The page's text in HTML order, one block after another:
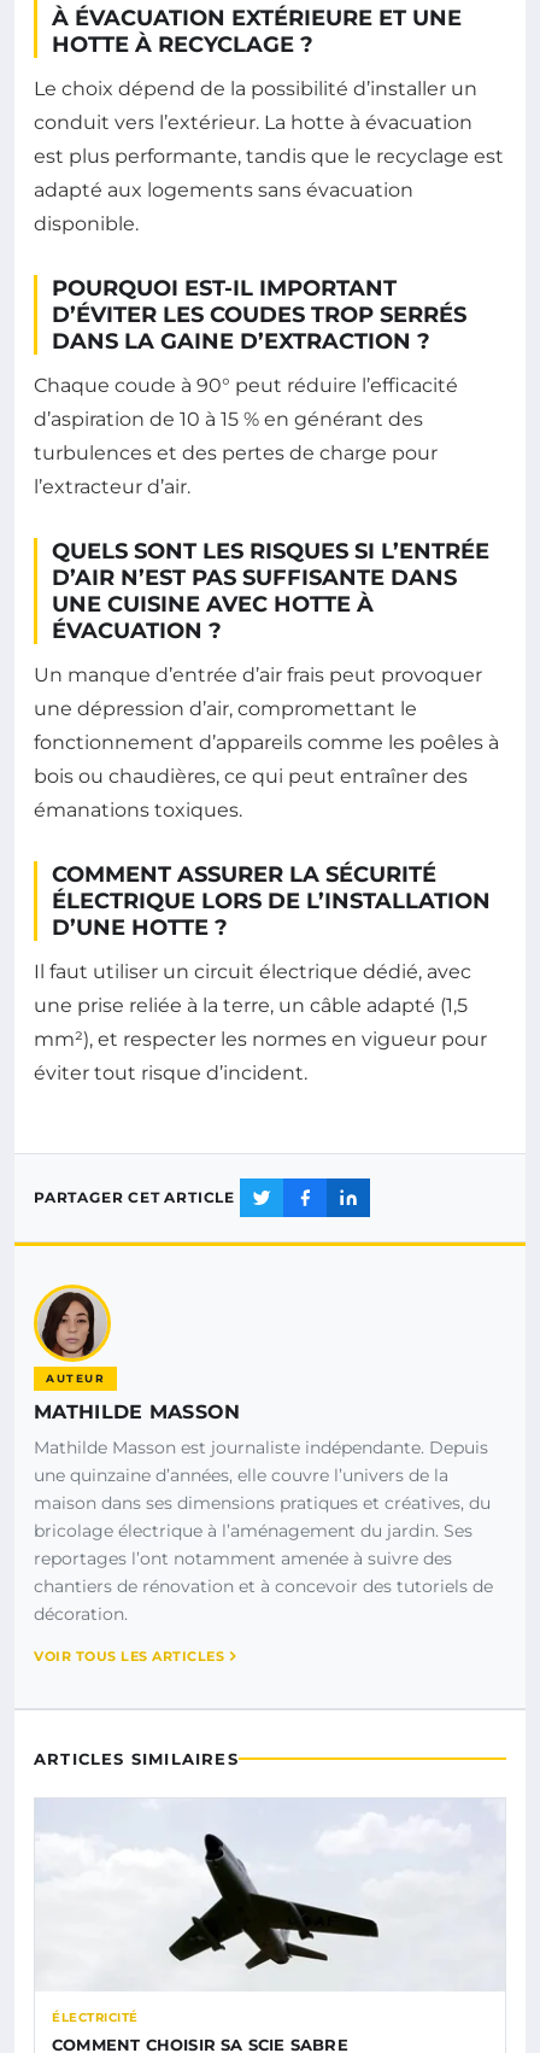
À ÉVACUATION EXTÉRIEURE ET UNE
HOTTE À RECYCLAGE ?
Le choix dépend de la possibilité d’installer un
conduit vers l’extérieur. La hotte à évacuation
est plus performante, tandis que le recyclage est
adapté aux logements sans évacuation
disponible.
POURQUOI EST-IL IMPORTANT
D’ÉVITER LES COUDES TROP SERRÉS
DANS LA GAINE D’EXTRACTION ?
Chaque coude à 90° peut réduire l’efficacité
d’aspiration de 10 à 15 % en générant des
turbulences et des pertes de charge pour
l’extracteur d’air.
QUELS SONT LES RISQUES SI L’ENTRÉE
D’AIR N’EST PAS SUFFISANTE DANS
UNE CUISINE AVEC HOTTE À
ÉVACUATION ?
Un manque d’entrée d’air frais peut provoquer
une dépression d’air, compromettant le
fonctionnement d’appareils comme les poêles à
bois ou chaudières, ce qui peut entraîner des
émanations toxiques.
COMMENT ASSURER LA SÉCURITÉ
ÉLECTRIQUE LORS DE L’INSTALLATION
D’UNE HOTTE ?
Il faut utiliser un circuit électrique dédié, avec
une prise reliée à la terre, un câble adapté (1,5
mm²), et respecter les normes en vigueur pour
éviter tout risque d’incident.
PARTAGER CET ARTICLE
AUTEUR
MATHILDE MASSON
Mathilde Masson est journaliste indépendante. Depuis
une quinzaine d’années, elle couvre l’univers de la
maison dans ses dimensions pratiques et créatives, du
bricolage électrique à l’aménagement du jardin. Ses
reportages l’ont notamment amenée à suivre des
chantiers de rénovation et à concevoir des tutoriels de
décoration.
VOIR TOUS LES ARTICLES
ARTICLES SIMILAIRES
ÉLECTRICITÉ
COMMENT CHOISIR SA SCIE SABRE